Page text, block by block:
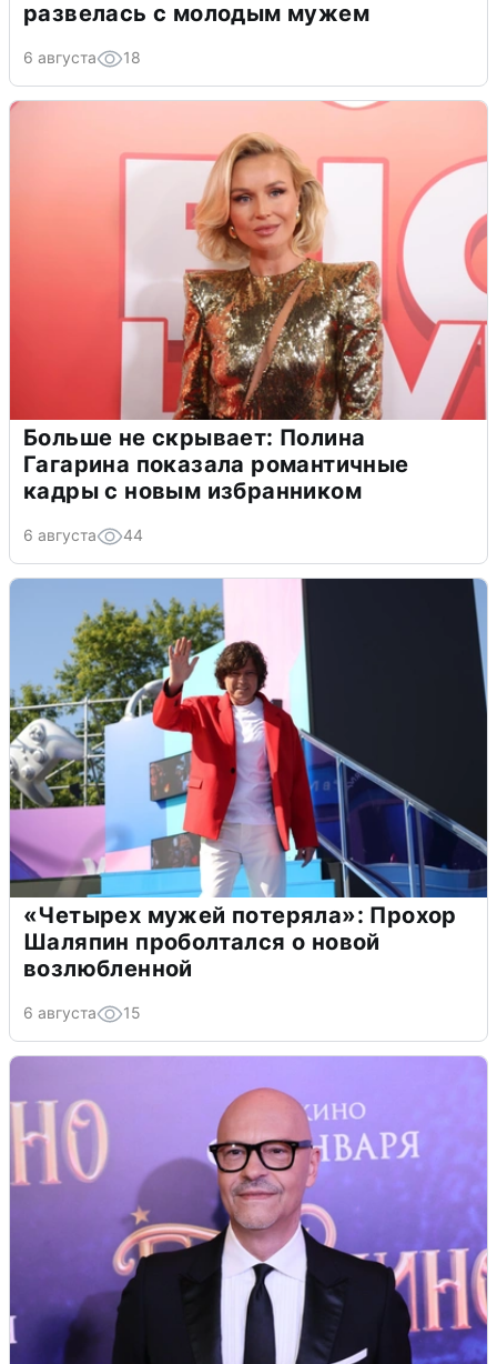
развелась с молодым мужем
6 августа 18
Больше не скрывает: Полина
Гагарина показала романтичные
кадры с новым избранником
6 августа 44
«Четырех мужей потеряла»: Прохор
Шаляпин проболтался о новой
возлюбленной
6 августа 15